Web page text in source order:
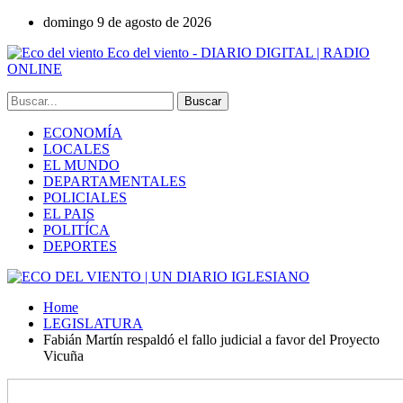
domingo 9 de agosto de 2026
Eco del viento - DIARIO DIGITAL | RADIO
ONLINE
ECONOMÍA
LOCALES
EL MUNDO
DEPARTAMENTALES
POLICIALES
EL PAIS
POLITÍCA
DEPORTES
Home
LEGISLATURA
Fabián Martín respaldó el fallo judicial a favor del Proyecto
Vicuña